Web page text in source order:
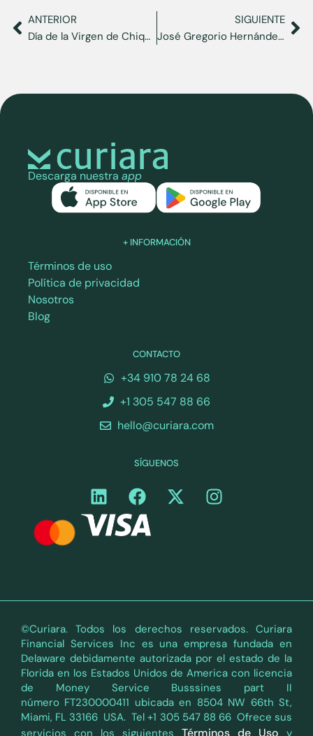
ANTERIOR
Día de la Virgen de Chiquinquirá: historia, celebración y curiosidades
SIGUIENTE
José Gregorio Hernández: historia y milagros del primer santo venezolano
Descarga nuestra app
+ INFORMACIÓN
Términos de uso
Política de privacidad
Nosotros
Blog
CONTACTO
+34 910 78 24 68
+1 305 547 88 66
hello@curiara.com
SÍGUENOS
©Curiara. Todos los derechos reservados. Curiara
Financial Services Inc es una empresa fundada en
Delaware debidamente autorizada por el estado de la
Florida en los Estados Unidos de America con licencia
de Money Service Busssines part II
número FT230000411 ubicada en 8504 NW 66th St,
Miami, FL 33166 USA. Tel +1 305 547 88 66 Ofrece sus
servicios con los siguientes Términos de Uso y